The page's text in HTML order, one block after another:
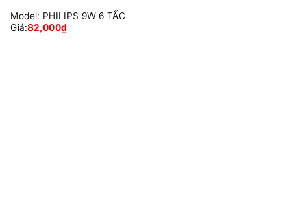
Model: PHILIPS 9W 6 TẤC
Giá:82,000₫